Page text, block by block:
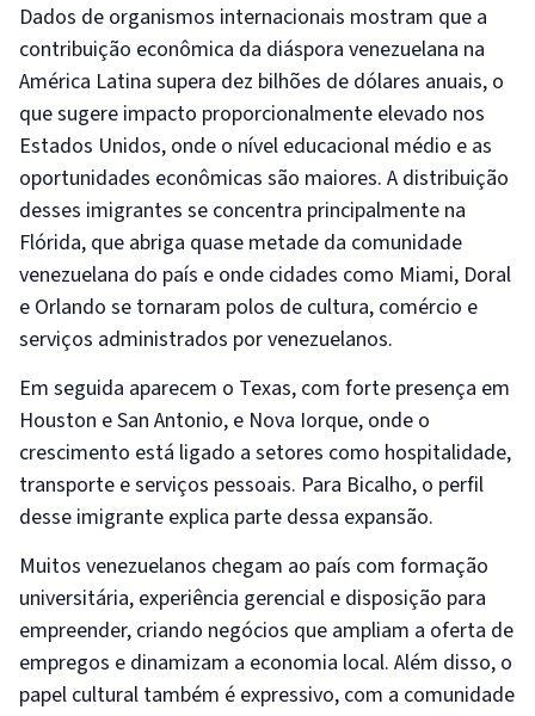
Dados de organismos internacionais mostram que a
contribuição econômica da diáspora venezuelana na
América Latina supera dez bilhões de dólares anuais, o
que sugere impacto proporcionalmente elevado nos
Estados Unidos, onde o nível educacional médio e as
oportunidades econômicas são maiores. A distribuição
desses imigrantes se concentra principalmente na
Flórida, que abriga quase metade da comunidade
venezuelana do país e onde cidades como Miami, Doral
e Orlando se tornaram polos de cultura, comércio e
serviços administrados por venezuelanos.
Em seguida aparecem o Texas, com forte presença em
Houston e San Antonio, e Nova Iorque, onde o
crescimento está ligado a setores como hospitalidade,
transporte e serviços pessoais. Para Bicalho, o perfil
desse imigrante explica parte dessa expansão.
Muitos venezuelanos chegam ao país com formação
universitária, experiência gerencial e disposição para
empreender, criando negócios que ampliam a oferta de
empregos e dinamizam a economia local. Além disso, o
papel cultural também é expressivo, com a comunidade